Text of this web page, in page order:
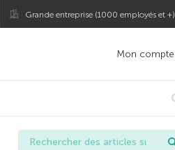
Grande entreprise (1000 employés et +)
Mon compte